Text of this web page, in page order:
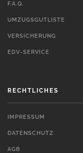
F.A.Q.
UMZUGSGUTLISTE
VERSICHERUNG
EDV-SERVICE
RECHTLICHES
IMPRESSUM
DATENSCHUTZ
AGB